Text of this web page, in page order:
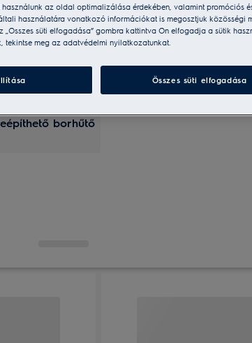
borhűtő
használunk az oldal optimalizálása érdekében, valamint promóciós
használatára vonatkozó információkat is megosztjuk közösségi
„Összes süti elfogadása” gombra kattintva Ön elfogadja a sütik
tekintse meg az adatvédelmi nyilatkozatunkat.
Összes süti elfogadása